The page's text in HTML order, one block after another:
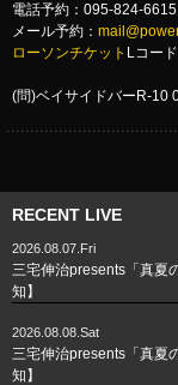
電話予約：095-824-6615
メール予約：
ローソンチケット Lコー
(問)ベイサイドバーR-10
RECENT LIVE
2026.08.07.Fri
三宅伸治presents「真夏
知】
2026.08.08.Sat
三宅伸治presents「真夏
知】